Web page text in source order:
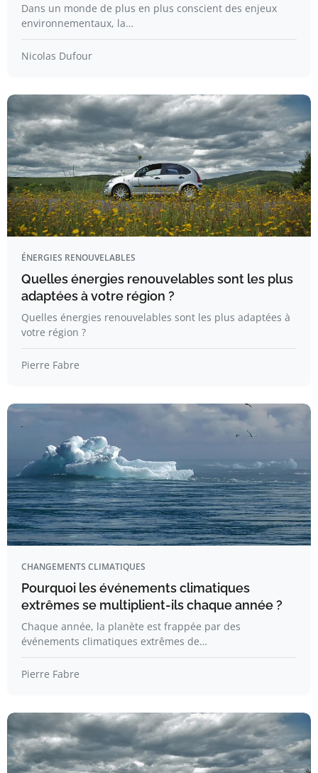
Dans un monde de plus en plus conscient des enjeux
environnementaux, la…
Nicolas Dufour
ÉNERGIES RENOUVELABLES
Quelles énergies renouvelables sont les plus
adaptées à votre région ?
Quelles énergies renouvelables sont les plus adaptées à
votre région ?
Pierre Fabre
CHANGEMENTS CLIMATIQUES
Pourquoi les événements climatiques
extrêmes se multiplient-ils chaque année ?
Chaque année, la planète est frappée par des
événements climatiques extrêmes de…
Pierre Fabre